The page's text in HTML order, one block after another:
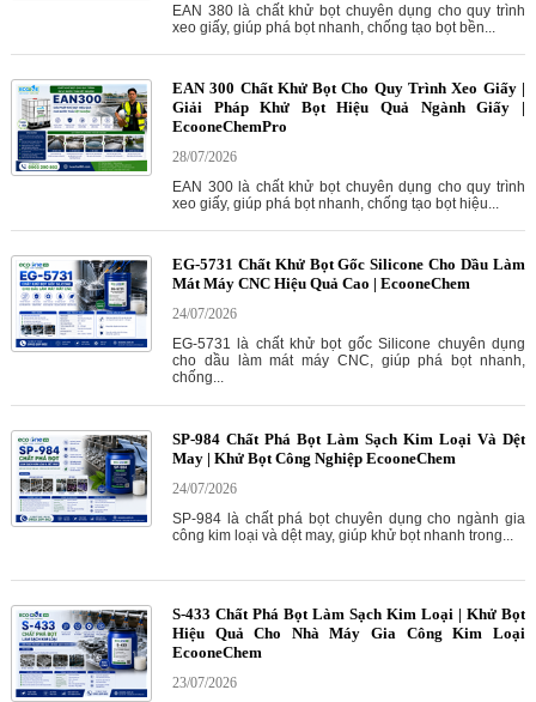
EAN 380 là chất khử bọt chuyên dụng cho quy trình
xeo giấy, giúp phá bọt nhanh, chống tạo bọt bền...
EAN 300 Chất Khử Bọt Cho Quy Trình Xeo Giấy |
Giải Pháp Khử Bọt Hiệu Quả Ngành Giấy |
EcooneChemPro
28/07/2026
EAN 300 là chất khử bọt chuyên dụng cho quy trình
xeo giấy, giúp phá bọt nhanh, chống tạo bọt hiệu...
EG-5731 Chất Khử Bọt Gốc Silicone Cho Dầu Làm
Mát Máy CNC Hiệu Quả Cao | EcooneChem
24/07/2026
EG-5731 là chất khử bọt gốc Silicone chuyên dụng
cho dầu làm mát máy CNC, giúp phá bọt nhanh,
chống...
SP-984 Chất Phá Bọt Làm Sạch Kim Loại Và Dệt
May | Khử Bọt Công Nghiệp EcooneChem
24/07/2026
SP-984 là chất phá bọt chuyên dụng cho ngành gia
công kim loại và dệt may, giúp khử bọt nhanh trong...
S-433 Chất Phá Bọt Làm Sạch Kim Loại | Khử Bọt
Hiệu Quả Cho Nhà Máy Gia Công Kim Loại
EcooneChem
23/07/2026